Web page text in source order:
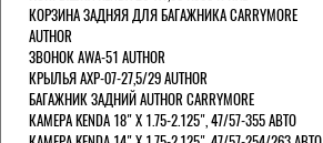
КОРЗИНА ЗАДНЯЯ ДЛЯ БАГАЖНИКА CARRYMORE
AUTHOR
ЗВОНОК AWA-51 AUTHOR
КРЫЛЬЯ AXP-07-27,5/29 AUTHOR
БАГАЖНИК ЗАДНИЙ AUTHOR CARRYMORE
КАМЕРА KENDA 18" Х 1.75-2.125", 47/57-355 АВТО